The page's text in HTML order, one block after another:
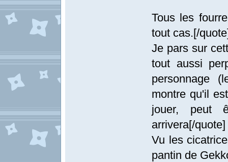
Tous les
tout cas.[/
Je pars sur
tout aussi
personnage
montre qu'il
jouer, peut
arrivera[/quote]
Vu les
pantin de